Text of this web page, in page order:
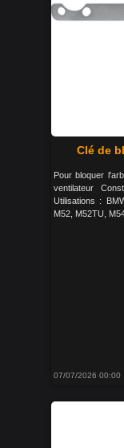
Clé de
Pour bloquer
ventilateur
Utilisations :
M52, M52TU,
07/07/2026 00:00